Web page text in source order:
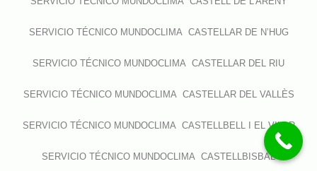
SERVICIO TÉCNICO MUNDOCLIMA CASTELLAR DE N’HUG
SERVICIO TÉCNICO MUNDOCLIMA CASTELLAR DEL RIU
SERVICIO TÉCNICO MUNDOCLIMA CASTELLAR DEL VALLÈS
SERVICIO TÉCNICO MUNDOCLIMA CASTELLBELL I EL VILAR
SERVICIO TÉCNICO MUNDOCLIMA CASTELLBISBAL